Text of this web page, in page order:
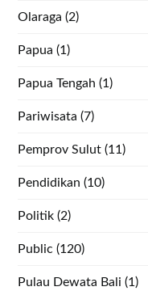
Olaraga (2)
Papua (1)
Papua Tengah (1)
Pariwisata (7)
Pemprov Sulut (11)
Pendidikan (10)
Politik (2)
Public (120)
Pulau Dewata Bali (1)